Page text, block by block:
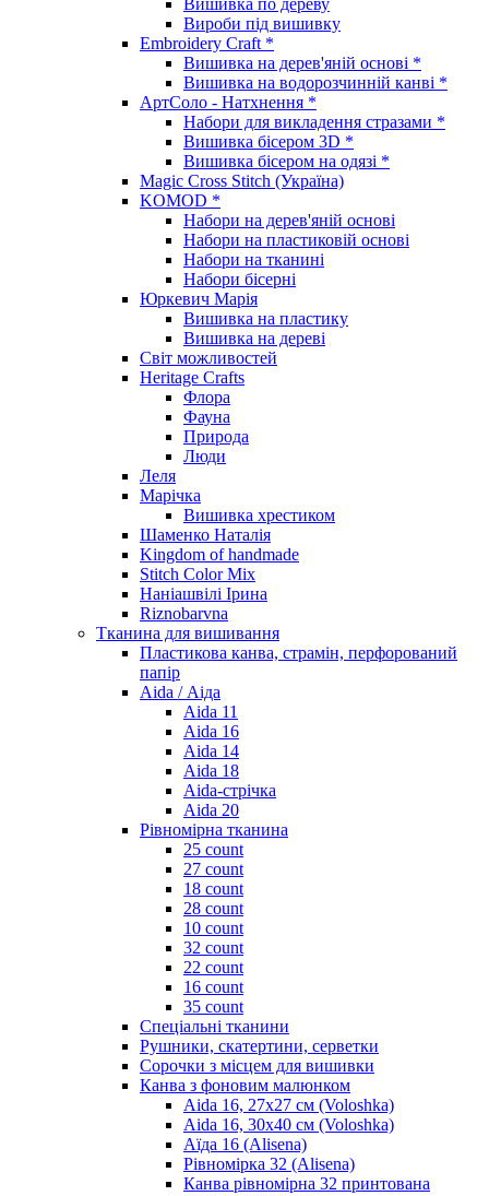
Вироби під вишивку
Embroidery Craft *
Вишивка на дерев'яній основі *
Вишивка на водорозчинній канві *
АртСоло - Натхнення *
Набори для викладення стразами *
Вишивка бісером 3D *
Вишивка бісером на одязі *
Magic Cross Stitch (Україна)
KOMOD *
Набори на дерев'яній основі
Набори на пластиковій основі
Набори на тканині
Набори бісерні
Юркевич Марія
Вишивка на пластику
Вишивка на дереві
Світ можливостей
Heritage Crafts
Флора
Фауна
Природа
Люди
Леля
Марічка
Вишивка хрестиком
Шаменко Наталія
Kingdom of handmade
Stitch Color Mix
Наніашвілі Ірина
Riznobarvna
Тканина для вишивання
Пластикова канва, страмін, перфорований
папір
Aida / Аіда
Aida 11
Aida 16
Aida 14
Aida 18
Aida-стрічка
Aida 20
Рівномірна тканина
25 count
27 count
18 count
28 count
10 count
32 count
22 count
16 count
35 count
Спеціальні тканини
Рушники, скатертини, серветки
Сорочки з місцем для вишивки
Канва з фоновим малюнком
Aida 16, 27х27 см (Voloshka)
Aida 16, 30х40 см (Voloshka)
Аїда 16 (Alisena)
Рівномірка 32 (Alisena)
Канва рівномірна 32 принтована